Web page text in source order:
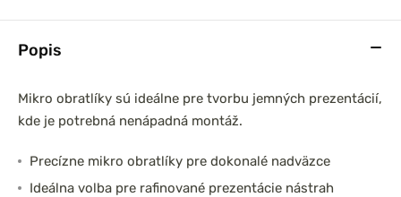
Popis
Mikro obratlíky sú ideálne pre tvorbu jemných prezentácií,
kde je potrebná nenápadná montáž.
Precízne mikro obratlíky pre dokonalé nadväzce
Ideálna volba pre rafinované prezentácie nástrah